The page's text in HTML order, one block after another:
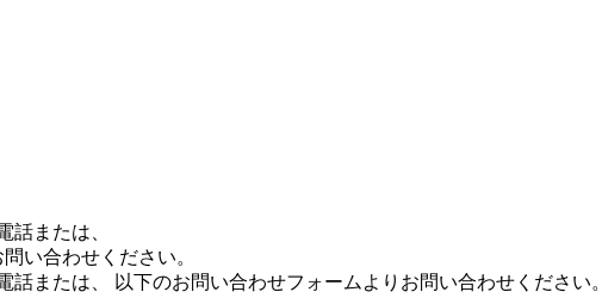
話または、
い合わせください。
話または、 以下のお問い合わせフォームよりお問い合わせください。